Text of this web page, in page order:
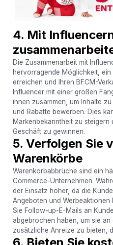
4. Mit
Die Zusammenarbeit mit
hervorragende Möglichkeit, ein
erreichen und Ihren BFCM-
Influencer mit einer großen
ihnen zusammen, um Inhalte
und Rabatte bewerben. Dies
Markenbekanntheit zu steigern
Geschäft zu gewinnen.
5. Verfolgen Sie
Warenkörbe
Warenkorbabbrüche sind ein
Commerce-Unternehmen.
der Einsatz höher, da die
Angeboten und
Sie Follow-up-E-Mails an
abgebrochen haben, um sie
zusätzliche Anreize zu bieten,